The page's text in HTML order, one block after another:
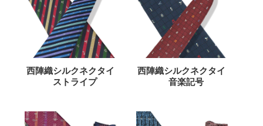
西陣織シルクネクタイ
ストライプ
西陣織シルクネクタイ
音楽記号